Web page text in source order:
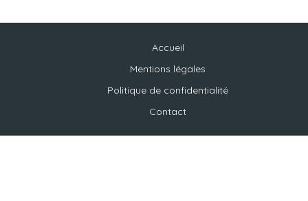
Accueil
Mentions légales
Politique de confidentialité
Contact